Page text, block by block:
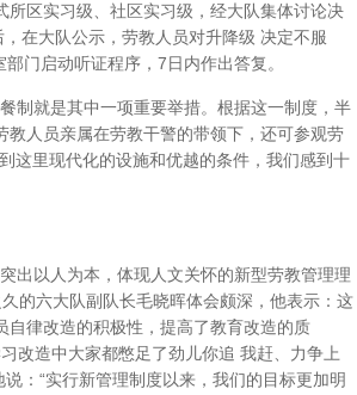
区实习级、社区实习级，经大队集体讨论决
在大队公示，劳教人员对升降级 决定不服
门启动听证程序，7日内作出答复。
就是其中一项重要举措。根据这一制度，半
人员亲属在劳教干警的带领下，还可参观劳
这里现代化的设施和优越的条件，我们感到十
以人为本，体现人文关怀的新型劳教管理理
的六大队副队长毛晓晖体会颇深，他表示：这
律改造的积极性，提高了教育改造的质
改造中大家都憋足了劲儿你追 我赶、力争上
：“实行新管理制度以来，我们的目标更加明